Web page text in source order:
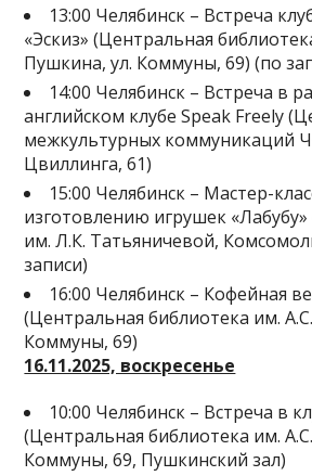
13:00 Челябинск – Встреча
«Эскиз» (Центральная
Пушкина, ул. Коммуны, 69) (по
14:00 Челябинск – Встреча в
английском клубе Speak Freely
межкультурных коммуникаций
Цвиллинга, 61)
15:00 Челябинск – Мастер-
изготовлению игрушек
им. Л.К. Татьяничевой,
записи)
16:00 Челябинск – Кофейная
(Центральная библиотека им.
Коммуны, 69)
16.11.2025, воскресенье
10:00 Челябинск – Встреча в
(Центральная библиотека им.
Коммуны, 69, Пушкинский зал)